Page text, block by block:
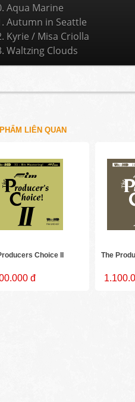
Aqua Marine
Autumn in Seattle
Kyrie / Misa Criolla
Waltzing Clouds
LIÊN QUAN
Choice II
đ
The